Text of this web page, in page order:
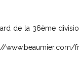
de la 36ème